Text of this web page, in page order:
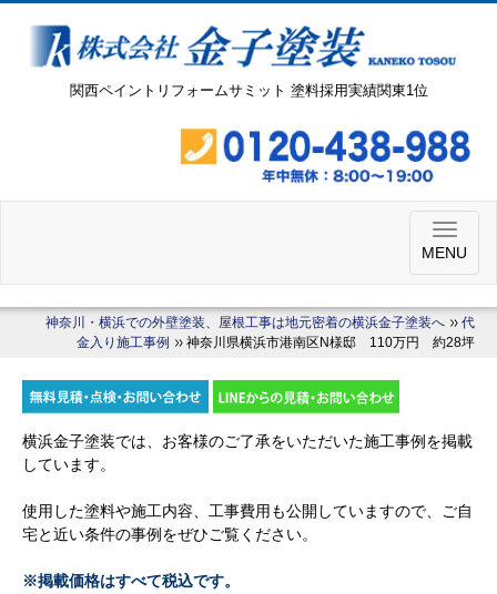
関西ペイントリフォームサミット 塗料採用実績関東1位
MENU
神奈川・横浜での外壁塗装、屋根工事は地元密着の横浜金子塗装へ
代
金入り施工事例
神奈川県横浜市港南区N様邸 110万円 約28坪
横浜金子塗装では、お客様のご了承をいただいた施工事例を掲載
しています。
使用した塗料や施工内容、工事費用も公開していますので、ご自
宅と近い条件の事例をぜひご覧ください。
※掲載価格はすべて税込です。